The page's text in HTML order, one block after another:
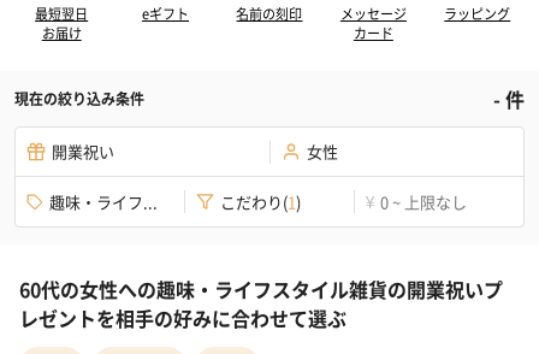
最短翌日
お届け
eギフト 名前の刻印
メッセージ
カード
ラッピング
現在の絞り込み条件 -件
開業祝い 女性
趣味・ライフ... こだわり(1) ¥ 0 ~ 上限なし
60代の女性への趣味・ライフスタイル雑貨の開業祝いプ
レゼントを相手の好みに合わせて選ぶ